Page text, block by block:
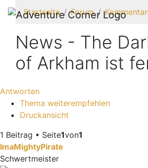
Startseite Forum
News - The
of Arkham ist
Antworten
Thema weiterempfehlen
Druckansicht
1 Beitrag • Seite1von1
ImaMightyPirate
Schwertmeister